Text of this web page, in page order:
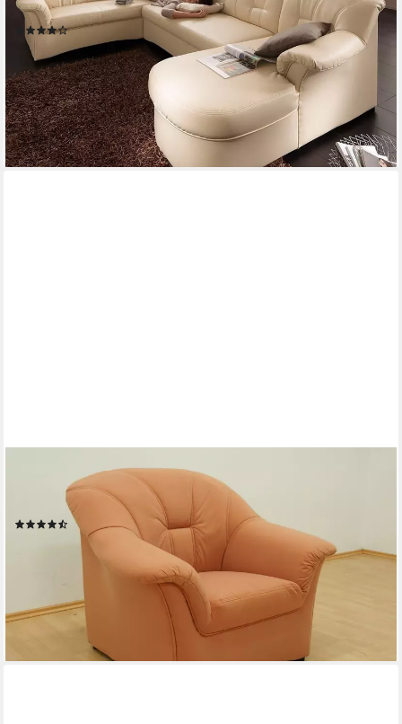
Bettfunktion
(131)
ab 1.066,75 € UVP 1.599,99 €
-33%
lieferbar in 4 Wochen
+5
DOMO COLLECTION
Sessel Papenburg zeitlose Rückensteppung, elegante Armlehne,
in großer Farbvielfalt
(62)
499,99 €
lieferbar in 4 Wochen